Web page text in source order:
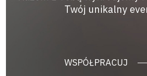
Twój unikalny
WSPÓŁPRACUJ